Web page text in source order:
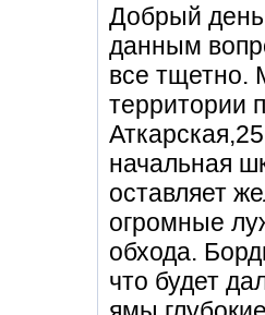
Добрый
данным
все тщетно.
территории
начальная
оставляет
огромные
обхода.
что будет